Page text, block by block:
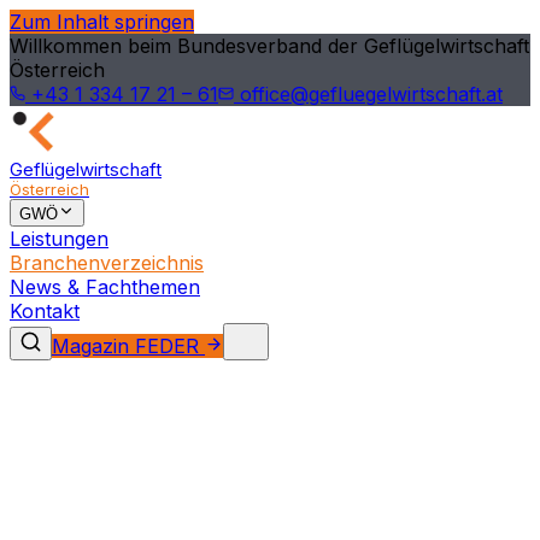
Zum Inhalt springen
Willkommen beim Bundesverband der Geflügelwirtschaft
Österreich
+43 1 334 17 21 – 61
office@gefluegelwirtschaft.at
Geflügelwirtschaft
Österreich
GWÖ
Leistungen
Branchenverzeichnis
News & Fachthemen
Kontakt
Magazin FEDER